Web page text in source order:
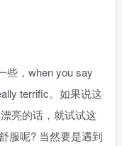
些，when you say
terrific。如果说这
亮的话，就试试这
服呢? 当然要是遇到